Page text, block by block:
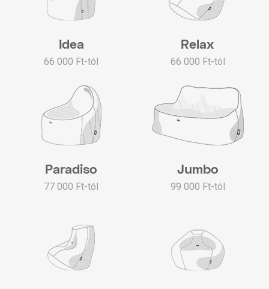
Idea
66 000 Ft-tól
Relax
66 000 Ft-tól
Paradiso
77 000 Ft-tól
Jumbo
99 000 Ft-tól